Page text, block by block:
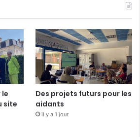
le
site
Des projets futurs pour les
aidants
il y a 1 jour